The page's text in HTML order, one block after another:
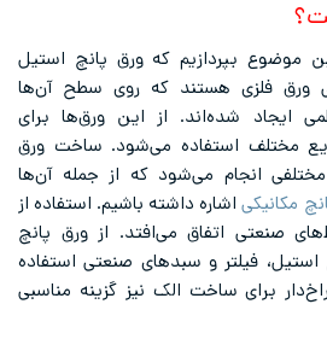
موضوع بپردازیم که ورق پانچ استیل
ورق فلزی هستند که روی سطح آن‌ها
ایجاد شده‌اند. از این ورق‌ها برای
مختلف استفاده می‌شود. ساخت ورق
انجام می‌شود که از جمله آن‌ها
مکانیکیاشاره داشته باشیم. استفاده از
صنعتی اتفاق می‌افتد. از ورق پانچ
فیلتر و سبدهای صنعتی استفاده
برای ساخت الک نیز گزینه مناسبی